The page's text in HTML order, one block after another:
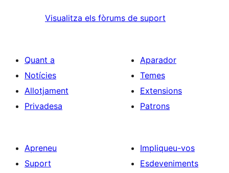
Visualitza els fòrums de suport
Quant a
Notícies
Allotjament
Privadesa
Aparador
Temes
Extensions
Patrons
Apreneu
Suport
Impliqueu-vos
Esdeveniments